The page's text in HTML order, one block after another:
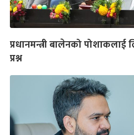
प्रधानमन्त्री बालेनको
प्रश्न